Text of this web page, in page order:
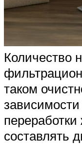
Количество
таком
составлять